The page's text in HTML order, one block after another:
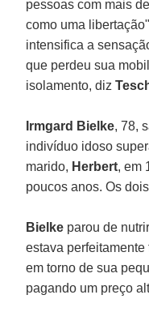
pessoas com mais
como uma
intensifica a
que perdeu sua
isolamento, diz
Irmgard Bielke, 78,
indivíduo idoso
marido, Herbert, em
poucos anos. Os
Bielke parou de
estava
em torno de sua
pagando um preço